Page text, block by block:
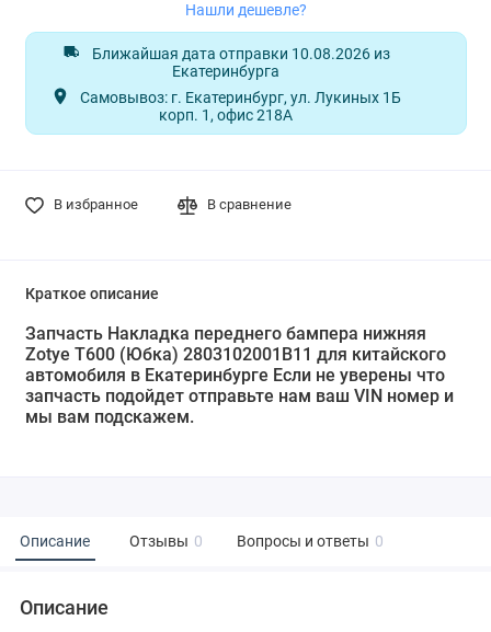
Нашли дешевле?
Ближайшая дата отправки 10.08.2026 из
Екатеринбурга
Самовывоз: г. Екатеринбург, ул. Лукиных 1Б
корп. 1, офис 218А
В избранное В сравнение
Краткое описание
Запчасть Накладка переднего бампера нижняя
Zotye T600 (Юбка) 2803102001B11 для китайского
автомобиля в Екатеринбурге Если не уверены что
запчасть подойдет отправьте нам ваш VIN номер и
мы вам подскажем.
Описание Отзывы 0 Вопросы и ответы 0
Описание